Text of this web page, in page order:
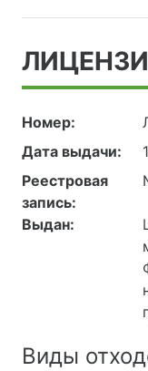
Номер:
Дата выдачи:
Реестровая
запись:
Выдан:
Виды